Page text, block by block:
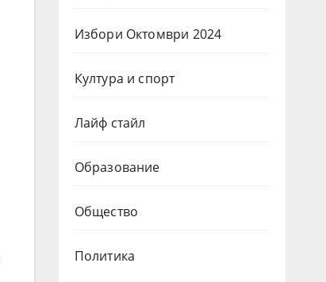
Избори Октомври 2024
Култура и спорт
Лайф стайл
Образование
Общество
Политика